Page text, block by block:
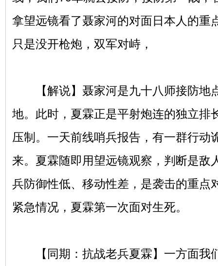
拿望远镜看了聂家河的对面日本人的重
只是没开枪炮，双军对峙，
【解说】聂家河是九十八师接防地
地。此时，夏霖正是平射炮连的独立排
压制。一天前线哨兵报告，有一群行动
来。夏霖随即用望远镜观察，判断是敌
兵防御性低、移动性差，是袭击的重点
紧急情况，夏霖第一次面对生死。
【同期：抗战老兵夏霖】一方面我